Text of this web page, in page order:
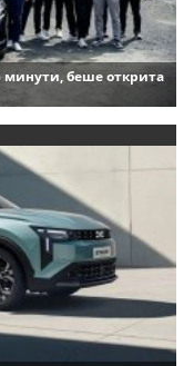
минути, беше открита